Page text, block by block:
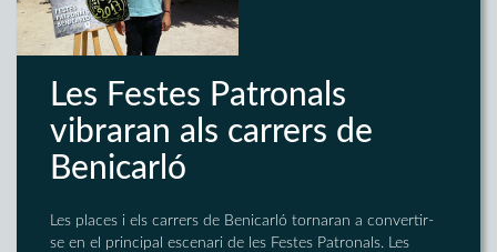
Les Festes Patronals
vibraran als carrers de
Benicarló
Les places i els carrers de Benicarló tornaran a convertir-
se en el principal escenari de les Festes Patronals. Les